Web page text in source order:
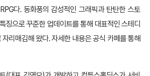
다. 동화풍의 감성적인 그래픽과 탄탄한 스토
징으로 꾸준한 업데이트를 통해 대표적인 스테디
리매김해 왔다. 자세한 내용은 공식 카페를 통해